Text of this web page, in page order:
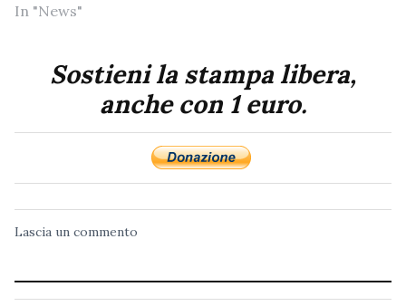
In "News"
Sostieni la stampa libera,
anche con 1 euro.
Lascia un commento